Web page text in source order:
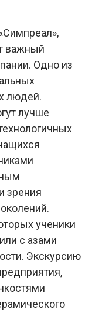
важный
Одно из
людей.
лучше
зрения
ученики
с азами
Экскурсию